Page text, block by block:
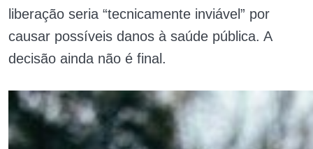
liberação seria “tecnicamente inviável” por
causar possíveis danos à saúde pública. A
decisão ainda não é final.